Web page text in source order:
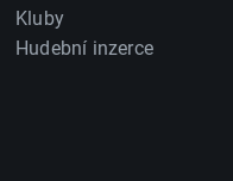
Kluby
Hudební inzerce